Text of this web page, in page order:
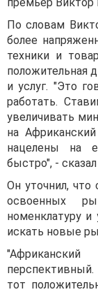
По словам
более
техники и
положительная
и услуг. "Это
работать.
увеличивать
на
нацелены на
быстро", -
Он уточнил, что
освоенных
номенклатуру
искать новые
тот